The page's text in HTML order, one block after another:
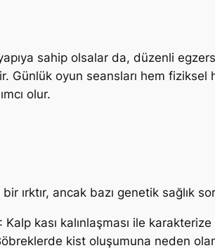
sahip olsalar da, düzenli
Günlük oyun seansları hem
olur.
ırktır, ancak bazı genetik sağlık
kası kalınlaşması ile karakterize
kist oluşumuna neden